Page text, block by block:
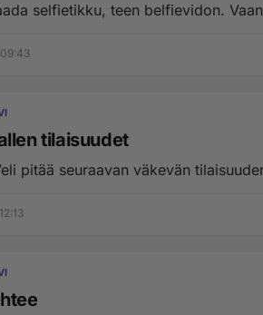
selfietikku, teen belfievidon.
tilaisuudet